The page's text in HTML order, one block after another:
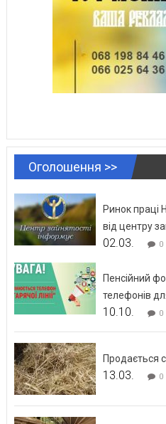
Оголошення >>
Ринок праці
від центру
02.03. 0
Пенсійний
телефонів
10.10. 0
Продається
13.03. 0